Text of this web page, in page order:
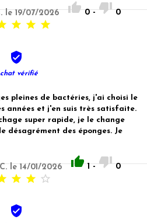
le 19/07/2026  0- 0
  

vérifié
pleines de bactéries, j'ai choisi le
années et j'en suis très satisfaite.
super rapide, je le change
désagrément des éponges. Je
le 14/01/2026  1- 0
  
